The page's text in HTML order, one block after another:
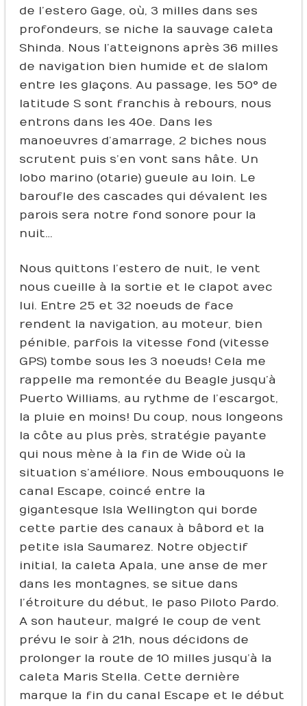
de l’estero Gage, où, 3 milles dans ses
profondeurs, se niche la sauvage caleta
Shinda. Nous l’atteignons après 36 milles
de navigation bien humide et de slalom
entre les glaçons. Au passage, les 50° de
latitude S sont franchis à rebours, nous
entrons dans les 40e. Dans les
manoeuvres d’amarrage, 2 biches nous
scrutent puis s’en vont sans hâte. Un
lobo marino (otarie) gueule au loin. Le
baroufle des cascades qui dévalent les
parois sera notre fond sonore pour la
nuit…
Nous quittons l’estero de nuit, le vent
nous cueille à la sortie et le clapot avec
lui. Entre 25 et 32 noeuds de face
rendent la navigation, au moteur, bien
pénible, parfois la vitesse fond (vitesse
GPS) tombe sous les 3 noeuds ! Cela me
rappelle ma remontée du Beagle jusqu’à
Puerto Williams, au rythme de l’escargot,
la pluie en moins ! Du coup, nous longeons
la côte au plus près, stratégie payante
qui nous mène à la fin de Wide où la
situation s’améliore. Nous embouquons le
canal Escape, coincé entre la
gigantesque Isla Wellington qui borde
cette partie des canaux à bâbord et la
petite isla Saumarez. Notre objectif
initial, la caleta Apala, une anse de mer
dans les montagnes, se situe dans
l’étroiture du début, le paso Piloto Pardo.
A son hauteur, malgré le coup de vent
prévu le soir à 21h, nous décidons de
prolonger la route de 10 milles jusqu’à la
caleta Maris Stella. Cette dernière
marque la fin du canal Escape et le début